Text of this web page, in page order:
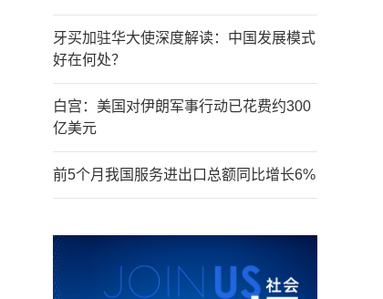
牙买加驻华大使深度解读：中国发展模式
好在何处？
白宫：美国对伊朗军事行动已花费约300
亿美元
前5个月我国服务进出口总额同比增长6%